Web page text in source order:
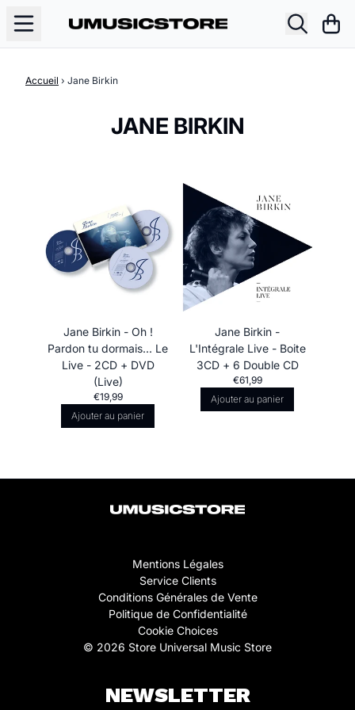
Accueil › Jane Birkin
JANE BIRKIN
Jane Birkin - Oh !
Pardon tu dormais... Le
Live - 2CD + DVD
(Live)
€19,99
Ajouter au panier
Jane Birkin -
L'Intégrale Live - Boite
3CD + 6 Double CD
€61,99
Ajouter au panier
Mentions Légales
Service Clients
Conditions Générales de Vente
Politique de Confidentialité
Cookie Choices
© 2026 Store Universal Music Store